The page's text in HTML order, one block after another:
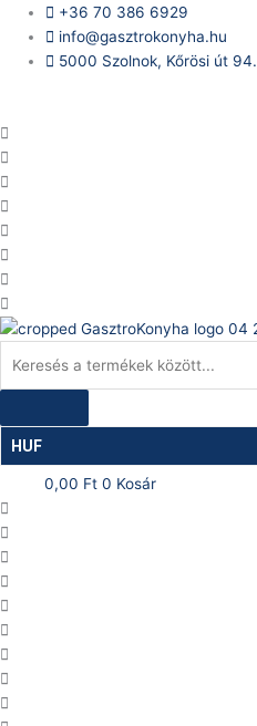
content
+36 70 386 6929
info@gasztrokonyha.hu
5000 Szolnok, Kőrösi út 94.
Products
search
HUF
0,00 Ft 0 Kosár